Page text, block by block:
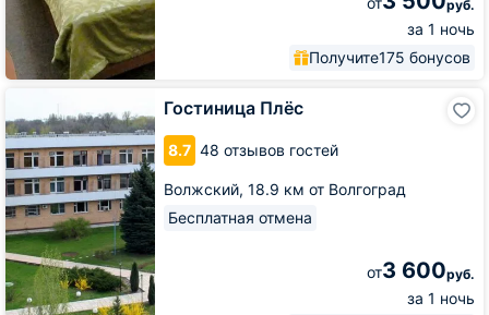
руб.
за 1 ночь
Получите175 бонусов
Гостиница Плёс
8.7 48 отзывов гостей
Волжский, 18.9 км от Волгоград
Бесплатная отмена
от3 600руб.
за 1 ночь
Плёс